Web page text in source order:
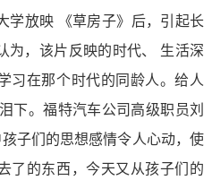
学放映 《草房子》后，引起长
为，该片反映的时代、 生活深
习在那个时代的同龄人。给人
下。福特汽车公司高级职员刘
子们的思想感情令人心动，使
了的东西，今天又从孩子们的